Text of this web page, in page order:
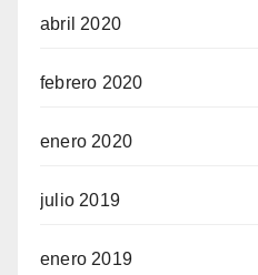
abril 2020
febrero 2020
enero 2020
julio 2019
enero 2019